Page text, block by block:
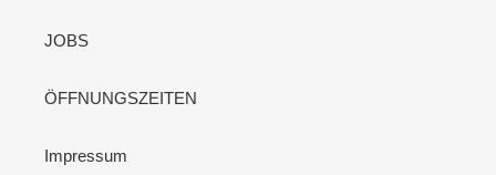
JOBS
ÖFFNUNGSZEITEN
Impressum